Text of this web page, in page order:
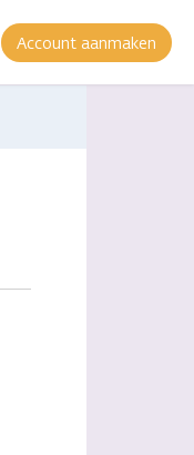
Account aanmaken